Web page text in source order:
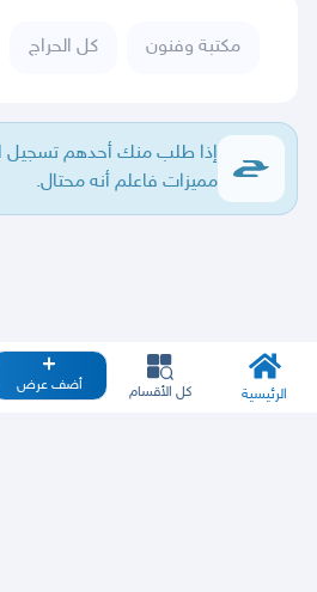
مكتبة وفنون كل الحراج
إذا طلب منك أحدهم تسجيل
مميزات فاعلم أنه محتال.
الرئيسية كل الأقسام أضف عرض